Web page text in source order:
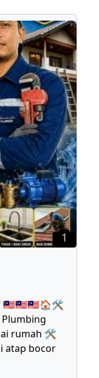
1
🇲🇾🇲🇾🇲🇾🏠🛠
rumah 🛠
atap bocor